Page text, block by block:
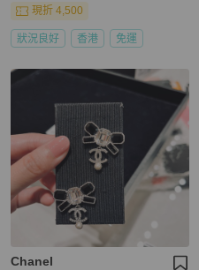
現折 4,500
狀況良好 香港 免運
Chanel